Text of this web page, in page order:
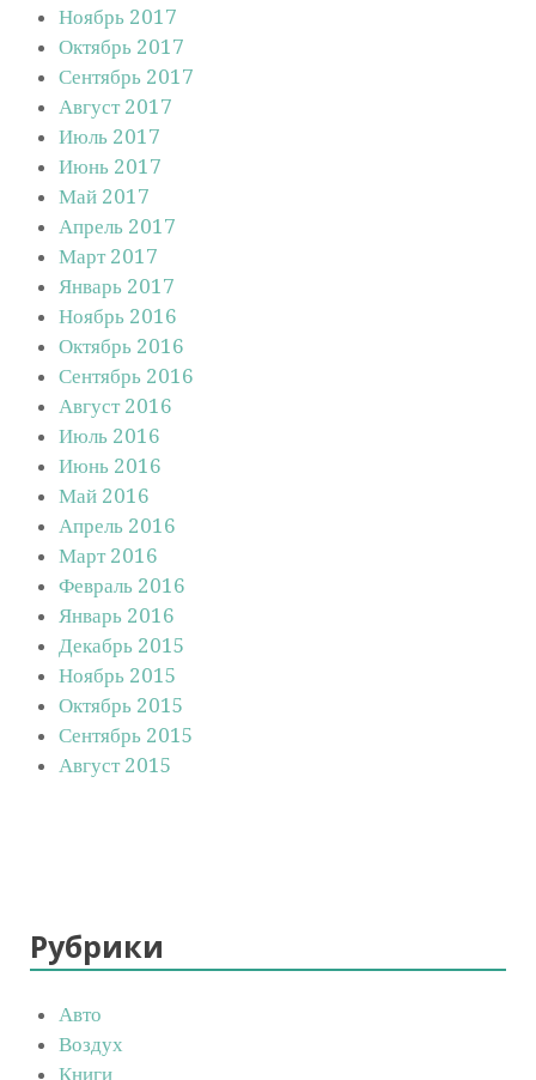
Ноябрь 2017
Октябрь 2017
Сентябрь 2017
Август 2017
Июль 2017
Июнь 2017
Май 2017
Апрель 2017
Март 2017
Январь 2017
Ноябрь 2016
Октябрь 2016
Сентябрь 2016
Август 2016
Июль 2016
Июнь 2016
Май 2016
Апрель 2016
Март 2016
Февраль 2016
Январь 2016
Декабрь 2015
Ноябрь 2015
Октябрь 2015
Сентябрь 2015
Август 2015
Рубрики
Авто
Воздух
Книги